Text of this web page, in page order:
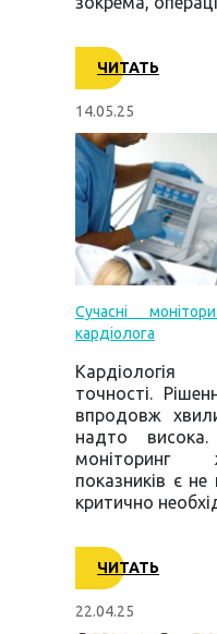
ЧИТАТЬ
14.05.25
Сучасні
кардіолога
Кардіологія
точності.
впродовж
надто
моніторинг
показників є
критично
ЧИТАТЬ
22.04.25